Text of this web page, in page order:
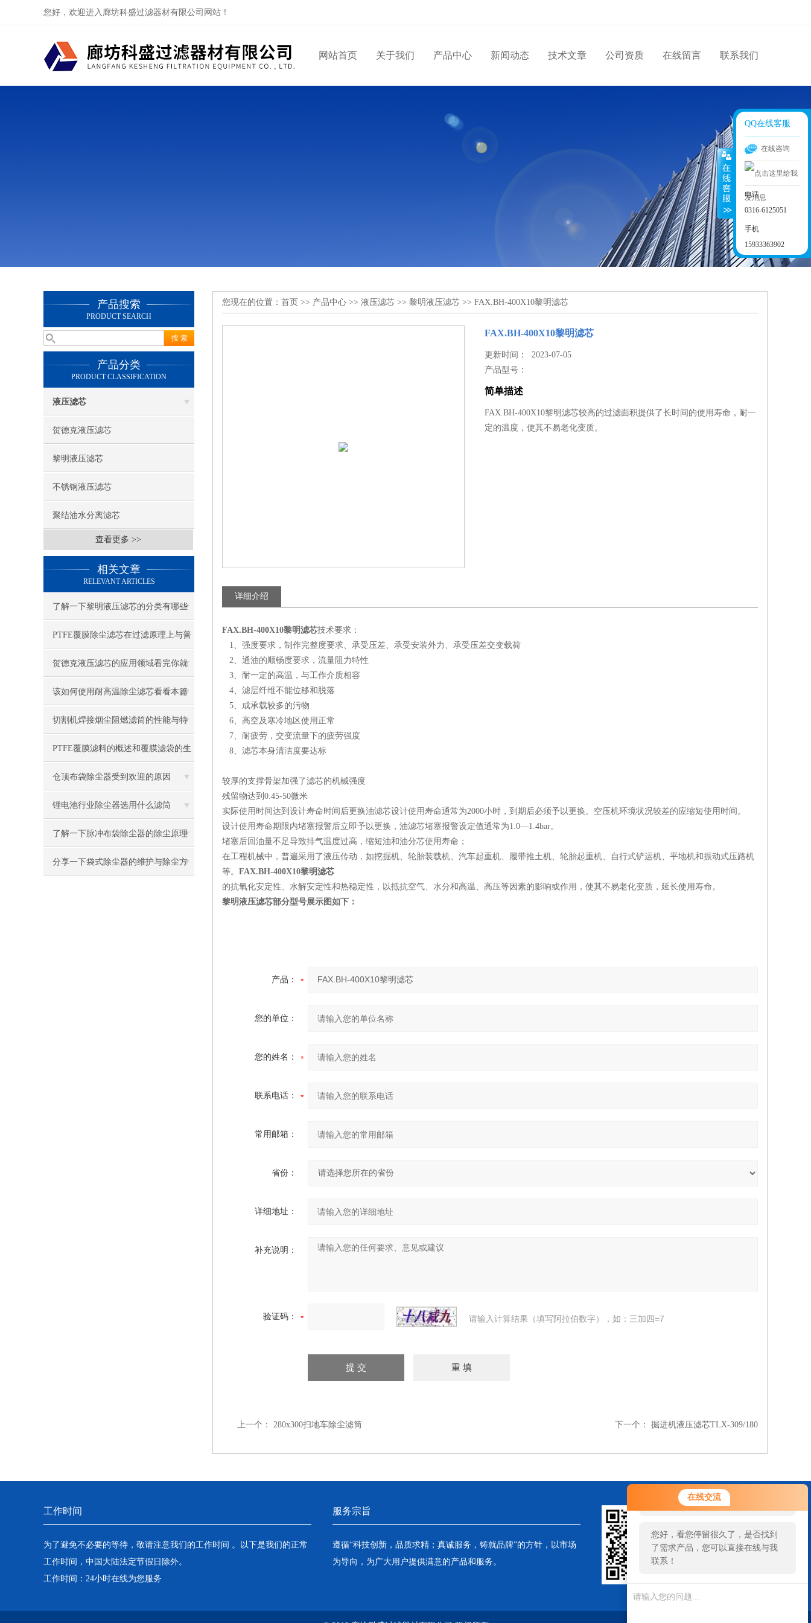
在线交流
您好！欢迎前来咨询，很高兴为您
服务，请问您要咨询什么问题呢？
您好，看您停留很久了，是否找到
了需求产品，您可以直接在线与我
联系！
您好，欢迎进入廊坊科盛过滤器材有限公司网站！
网站首页 关于我们 产品中心 新闻动态 技术文章 公司资质 在线留言 联系我们
产品搜索
PRODUCT SEARCH
产品分类
PRODUCT CLASSIFICATION
液压滤芯
贺德克液压滤芯
黎明液压滤芯
不锈钢液压滤芯
聚结油水分离滤芯
查看更多 >>
相关文章
RELEVANT ARTICLES
了解一下黎明液压滤芯的分类有哪些
吧
PTFE覆膜除尘滤芯在过滤原理上与普
通滤料的区别
贺德克液压滤芯的应用领域看完你就
知道了
该如何使用耐高温除尘滤芯看看本篇
吧
切割机焊接烟尘阻燃滤筒的性能与特
点是什么？
PTFE覆膜滤料的概述和覆膜滤袋的生
产过程
仓顶布袋除尘器受到欢迎的原因
锂电池行业除尘器选用什么滤筒
了解一下脉冲布袋除尘器的除尘原理
及设计吧
分享一下袋式除尘器的维护与除尘方
您现在的位置： 首页 >> 产品中心 >> 液压滤芯 >> 黎明液压滤芯 >> FAX.BH-400X10黎明滤芯
FAX.BH-400X10黎明滤芯
更新时间： 2023-07-05
产品型号：
简单描述
FAX.BH-400X10黎明滤芯较高的过滤面积提供了长时间的使用寿命，耐一
定的温度，使其不易老化变质。
详细介绍
FAX.BH-400X10黎明滤芯技术要求：
1、强度要求，制作完整度要求、承受压差、承受安装外力、承受压差交变载荷
2、通油的顺畅度要求，流量阻力特性
3、耐一定的高温，与工作介质相容
4、滤层纤维不能位移和脱落
5、成承载较多的污物
6、高空及寒冷地区使用正常
7、耐疲劳，交变流量下的疲劳强度
8、滤芯本身清洁度要达标
较厚的支撑骨架加强了滤芯的机械强度
残留物达到0.45-50微米
实际使用时间达到设计寿命时间后更换油滤芯设计使用寿命通常为2000小时，到期后必须予以更换。空压机环境状况较差的应缩短使用时间。
设计使用寿命期限内堵塞报警后立即予以更换，油滤芯堵塞报警设定值通常为1.0—1.4bar。
堵塞后回油量不足导致排气温度过高，缩短油和油分芯使用寿命；
在工程机械中，普遍采用了液压传动，如挖掘机、轮胎装载机、汽车起重机、履带推土机、轮胎起重机、自行式铲运机、平地机和振动式压路机
等。 FAX.BH-400X10黎明滤芯
的抗氧化安定性、水解安定性和热稳定性，以抵抗空气、水分和高温、高压等因素的影响或作用，使其不易老化变质，延长使用寿命。
黎明液压滤芯部分型号展示图如下：
产品：
您的单位：
您的姓名：
联系电话：
常用邮箱：
省份：
详细地址：
补充说明：
验证码： 请输入计算结果（填写阿拉伯数字），如：三加四=7
上一个： 280x300扫地车除尘滤筒 下一个： 掘进机液压滤芯TLX-309/180
工作时间
为了避免不必要的等待，敬请注意我们的工作时间 。以下是我们的正常
工作时间，中国大陆法定节假日除外。
工作时间：24小时在线为您服务
服务宗旨
遵循“科技创新，品质求精；真诚服务，铸就品牌”的方针，以市场
为导向，为广大用户提供满意的产品和服务。
QQ在线客服
在线咨询
电话
0316-6125051
手机
15933363902